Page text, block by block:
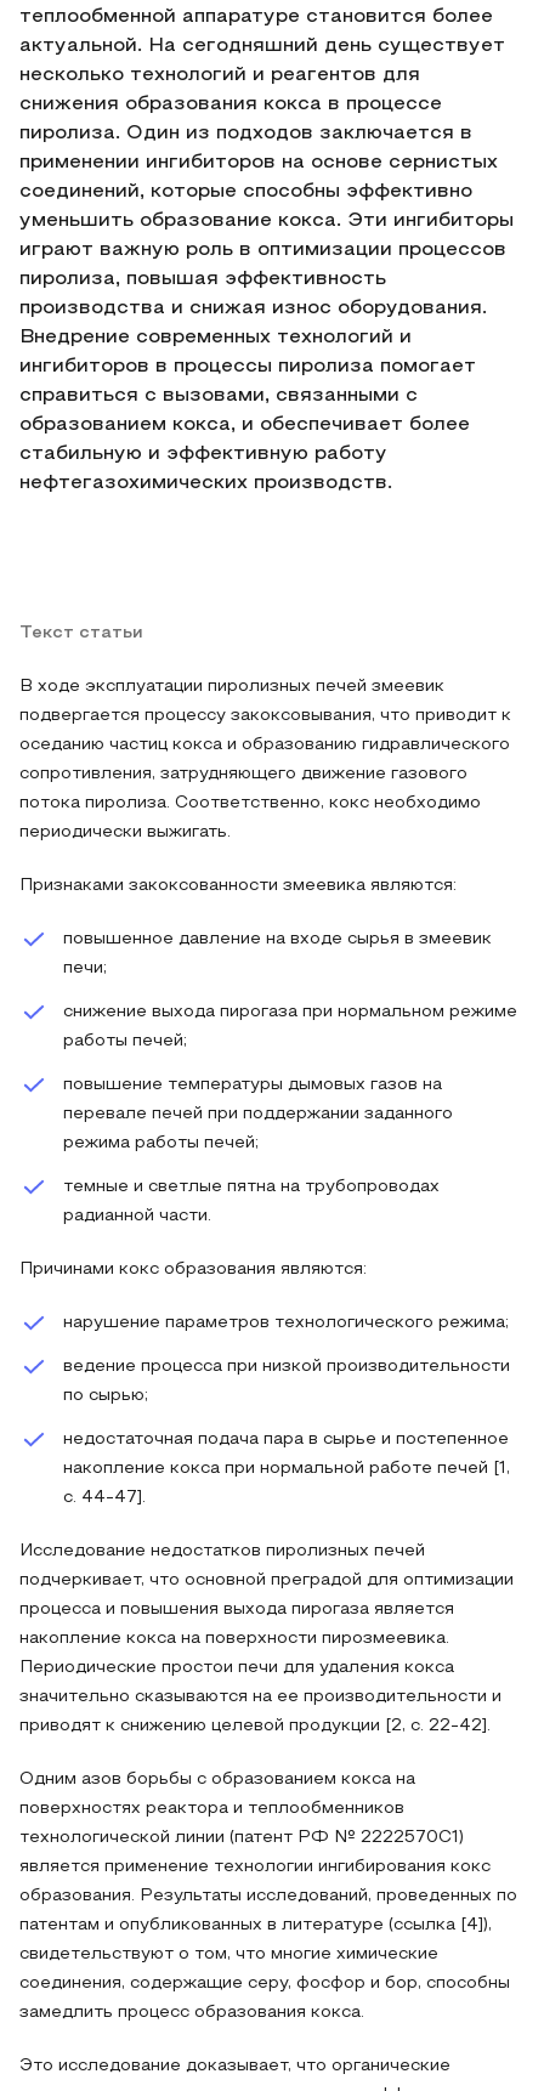
теплообменной аппаратуре становится более
актуальной. На сегодняшний день существует
несколько технологий и реагентов для
снижения образования кокса в процессе
пиролиза. Один из подходов заключается в
применении ингибиторов на основе сернистых
соединений, которые способны эффективно
уменьшить образование кокса. Эти ингибиторы
играют важную роль в оптимизации процессов
пиролиза, повышая эффективность
производства и снижая износ оборудования.
Внедрение современных технологий и
ингибиторов в процессы пиролиза помогает
справиться с вызовами, связанными с
образованием кокса, и обеспечивает более
стабильную и эффективную работу
нефтегазохимических производств.
Текст статьи
В ходе эксплуатации пиролизных печей змеевик
подвергается процессу закоксовывания, что приводит к
оседанию частиц кокса и образованию гидравлического
сопротивления, затрудняющего движение газового
потока пиролиза. Соответственно, кокс необходимо
периодически выжигать.
Признаками закоксованности змеевика являются:
повышенное давление на входе сырья в змеевик
печи;
снижение выхода пирогаза при нормальном режиме
работы печей;
повышение температуры дымовых газов на
перевале печей при поддержании заданного
режима работы печей;
темные и светлые пятна на трубопроводах
радианной части.
Причинами кокс образования являются:
нарушение параметров технологического режима;
ведение процесса при низкой производительности
по сырью;
недостаточная подача пара в сырье и постепенное
накопление кокса при нормальной работе печей [1,
с. 44-47].
Исследование недостатков пиролизных печей
подчеркивает, что основной преградой для оптимизации
процесса и повышения выхода пирогаза является
накопление кокса на поверхности пирозмеевика.
Периодические простои печи для удаления кокса
значительно сказываются на ее производительности и
приводят к снижению целевой продукции [2, с. 22-42].
Одним азов борьбы с образованием кокса на
поверхностях реактора и теплообменников
технологической линии (патент РФ № 2222570C1)
является применение технологии ингибирования кокс
образования. Результаты исследований, проведенных по
патентам и опубликованных в литературе (ссылка [4]),
свидетельствуют о том, что многие химические
соединения, содержащие серу, фосфор и бор, способны
замедлить процесс образования кокса.
Это исследование доказывает, что органические